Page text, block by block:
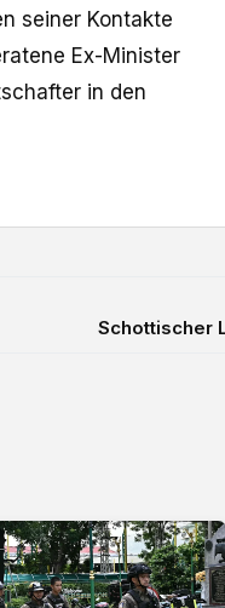
seiner Kontakte
Ex-Minister
in den
Schottischer